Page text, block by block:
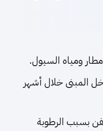
ومياه السيول.
المبنى خلال أشهر
بسبب الرطوبة